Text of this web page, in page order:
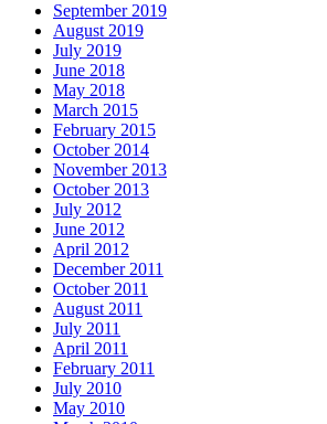
September 2019
August 2019
July 2019
June 2018
May 2018
March 2015
February 2015
October 2014
November 2013
October 2013
July 2012
June 2012
April 2012
December 2011
October 2011
August 2011
July 2011
April 2011
February 2011
July 2010
May 2010